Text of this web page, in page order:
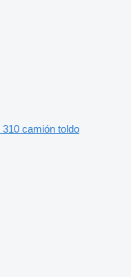
310 camión toldo